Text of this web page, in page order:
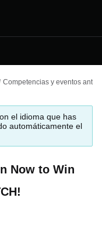
Competencias y eventos
el idioma que has
automáticamente el
Now to Win